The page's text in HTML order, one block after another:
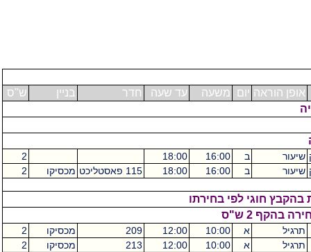
אופן הוראה יום משעה עד שעה חדר בניין
ש"ס
שיעור ב 16:00
18:00
2
שיעור ב 16:00
18:00 115 פאסטליכט מכסיקו 2
חוגי לפי בחירתו
בהקף 2 ש"ס
תרגיל א 10:00
12:00
209 מכסיקו
2
תרגיל
א 10:00
12:00
213 מכסיקו
2